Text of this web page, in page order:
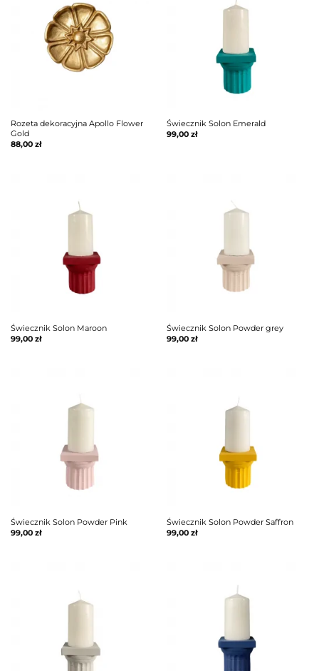
Rozeta dekoracyjna Apollo Flower
Gold
88,00 zł
Świecznik Solon Emerald
99,00 zł
Świecznik Solon Maroon
99,00 zł
Świecznik Solon Powder grey
99,00 zł
Świecznik Solon Powder Pink
99,00 zł
Świecznik Solon Powder Saffron
99,00 zł